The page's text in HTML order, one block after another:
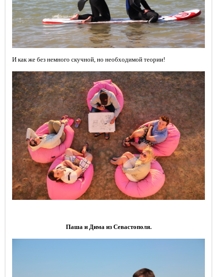
И как же без немного скучной, но необходимой теории!
Паша и Дима из Севастополя.